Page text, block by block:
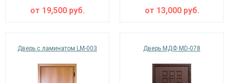
от 19,500руб. от 13,000руб.
Дверь с ламинатом LM-003 Дверь МДФ MD-078